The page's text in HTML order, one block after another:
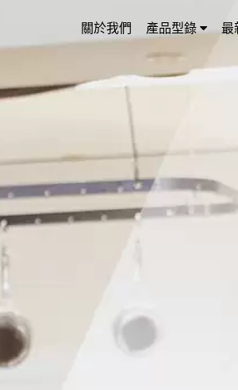
關於我們 產品型錄 最